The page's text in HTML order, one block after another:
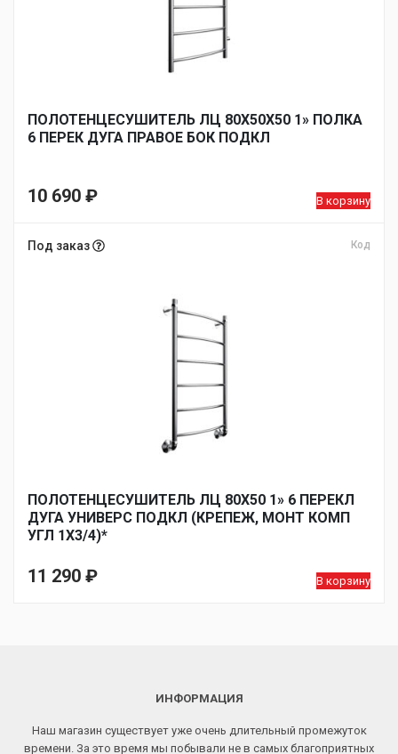
ПОЛОТЕНЦЕСУШИТЕЛЬ ЛЦ 80Х50Х50 1» ПОЛКА
6 ПЕРЕК ДУГА ПРАВОЕ БОК ПОДКЛ
10 690 ₽ В корзину
Под заказ Код
ПОЛОТЕНЦЕСУШИТЕЛЬ ЛЦ 80Х50 1» 6 ПЕРЕКЛ
ДУГА УНИВЕРС ПОДКЛ (КРЕПЕЖ, МОНТ КОМП
УГЛ 1Х3/4)*
11 290 ₽ В корзину
ИНФОРМАЦИЯ
Наш магазин существует уже очень длительный промежуток
времени. За это время мы побывали не в самых благоприятных